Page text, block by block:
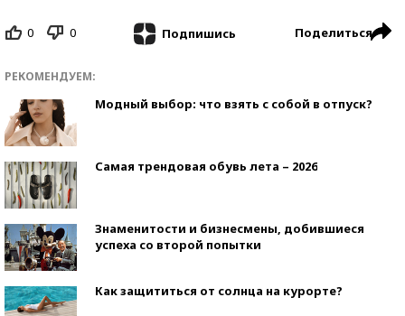
0 0 Подпишись Поделиться
РЕКОМЕНДУЕМ:
Модный выбор: что взять с собой в отпуск?
Самая трендовая обувь лета – 2026
Знаменитости и бизнесмены, добившиеся
успеха со второй попытки
Как защититься от солнца на курорте?